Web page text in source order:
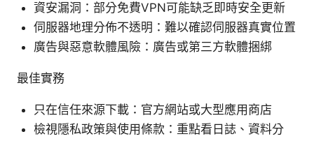
資安漏洞：部分免費VPN可能缺乏即時安全更新
伺服器地理分佈不透明：難以確認伺服器真實位置
廣告與惡意軟體風險：廣告或第三方軟體捆綁
最佳實務
只在信任來源下載：官方網站或大型應用商店
檢視隱私政策與使用條款：重點看日誌、資料分